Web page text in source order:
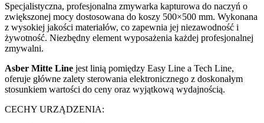
Specjalistyczna, profesjonalna zmywarka kapturowa do naczyń o
zwiększonej mocy dostosowana do koszy 500×500 mm. Wykonana
z wysokiej jakości materiałów, co zapewnia jej niezawodność i
żywotność. Niezbędny element wyposażenia każdej profesjonalnej
zmywalni.
Asber Mitte Line jest linią pomiędzy Easy Line a Tech Line,
oferuje główne zalety sterowania elektronicznego z doskonałym
stosunkiem wartości do ceny oraz wyjątkową wydajnością.
CECHY URZĄDZENIA: